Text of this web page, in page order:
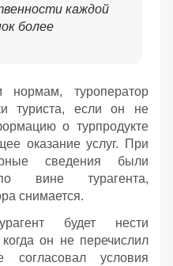
каждой
более
нормам, туроператор
туриста, если он не
о турпродукте
оказание услуг. При
сведения были
вине турагента,
снимается.
будет нести
он не перечислил
согласовал условия